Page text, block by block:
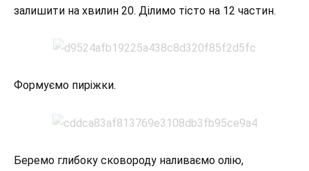
залишити на хвилин 20. Ділимо тісто на 12 частин.
Формуємо пиріжки.
Беремо глибоку сковороду наливаємо олію,